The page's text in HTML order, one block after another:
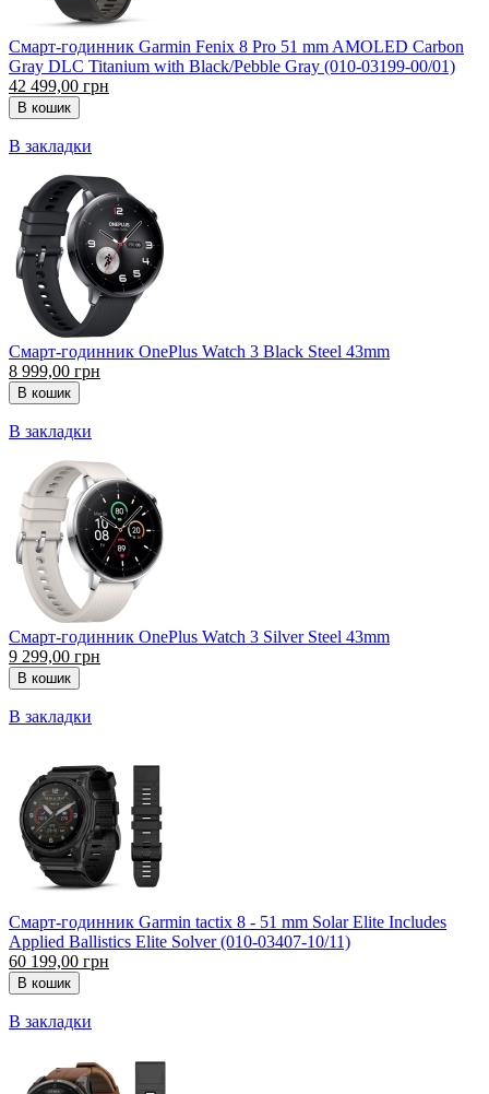
Смарт-годинник Garmin Fenix 8 Pro 51 mm AMOLED Carbon
Gray DLC Titanium with Black/Pebble Gray (010-03199-00/01)
42 499,00 грн
В закладки
Смарт-годинник OnePlus Watch 3 Black Steel 43mm
8 999,00 грн
В закладки
Смарт-годинник OnePlus Watch 3 Silver Steel 43mm
9 299,00 грн
В закладки
Смарт-годинник Garmin tactix 8 - 51 mm Solar Elite Includes
Applied Ballistics Elite Solver (010-03407-10/11)
60 199,00 грн
В закладки